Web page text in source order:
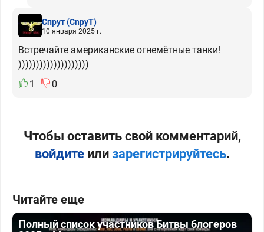
Спрут(CnpyT)
10 января 2025 г.
Встречайте американские огнемётные танки!
))))))))))))))))))))
1
0
Чтобы оставить свой комментарий,
войдитеили зарегистрируйтесь.
Читайте еще
Полный список участников Битвы блогеров